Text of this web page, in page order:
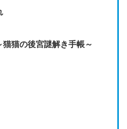
猫の後宮謎解き手帳～